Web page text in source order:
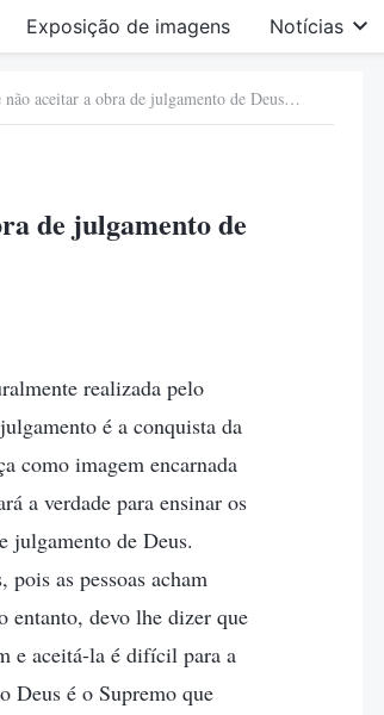
Exposição de imagens Notícias
d. As consequências e o desfecho de não aceitar a obra de julgamento de Deus nos últimos dias
de julgamento de
realizada pelo
é a conquista da
como imagem encarnada
a verdade para ensinar os
julgamento de Deus.
as pessoas acham
entanto, devo lhe dizer que
e aceitá-la é difícil para a
Deus é o Supremo que